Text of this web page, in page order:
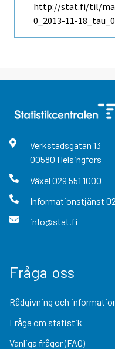
http://stat.fi/til/
0_2013-11-
Verkstadsgatan 13
00580 Helsingfors
Växel 029 551 1000
Informationstjänst
info@stat.fi
Fråga oss
Rådgivning och
Fråga om statistik
Vanliga frågor (FAQ)